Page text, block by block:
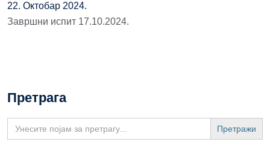
22. Октобар 2024.
Завршни испит 17.10.2024.
Претрага
Search
for: